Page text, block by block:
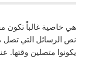
هي خاصية غالباً تكون
نص الرسائل التي
يكونوا متصلين